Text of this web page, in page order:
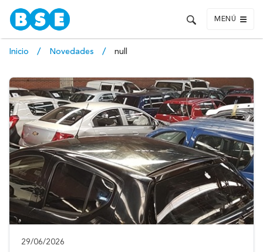
MENÚ
Inicio Novedades null
29/06/2026